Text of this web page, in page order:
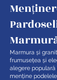
Marmura și
frumusețea și
alegere populară
menține